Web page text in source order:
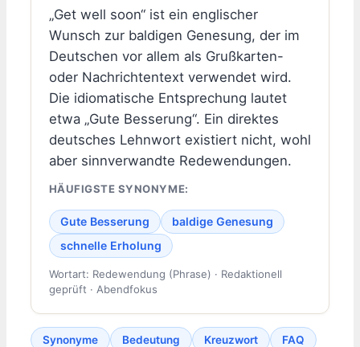
„Get well soon“ ist ein englischer
Wunsch zur baldigen Genesung, der im
Deutschen vor allem als Grußkarten-
oder Nachrichtentext verwendet wird.
Die idiomatische Entsprechung lautet
etwa „Gute Besserung“. Ein direktes
deutsches Lehnwort existiert nicht, wohl
aber sinnverwandte Redewendungen.
HÄUFIGSTE SYNONYME:
Gute Besserung
baldige Genesung
schnelle Erholung
Wortart: Redewendung (Phrase) · Redaktionell
geprüft · Abendfokus
Synonyme Bedeutung Kreuzwort FAQ